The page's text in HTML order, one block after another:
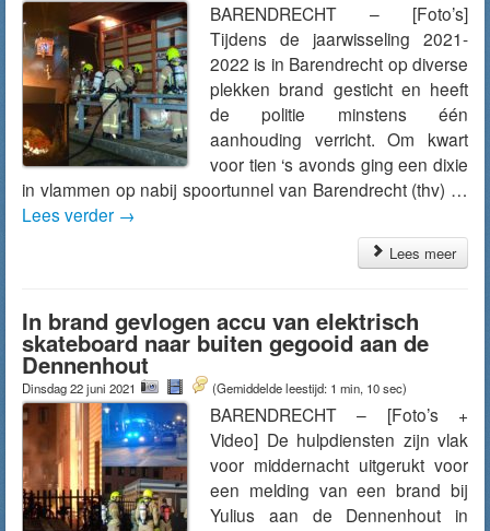
BARENDRECHT – [Foto’s]
Tijdens de jaarwisseling 2021-
2022 is in Barendrecht op diverse
plekken brand gesticht en heeft
de politie minstens één
aanhouding verricht. Om kwart
voor tien ‘s avonds ging een dixie
in vlammen op nabij spoortunnel van Barendrecht (thv) …
Lees verder →
Lees meer
In brand gevlogen accu van elektrisch
skateboard naar buiten gegooid aan de
Dennenhout
Dinsdag 22 juni 2021 (Gemiddelde leestijd: 1 min, 10 sec)
BARENDRECHT – [Foto’s +
Video] De hulpdiensten zijn vlak
voor middernacht uitgerukt voor
een melding van een brand bij
Yulius aan de Dennenhout in